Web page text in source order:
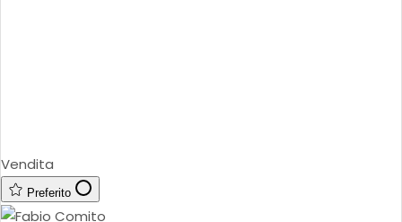
Vendita
Preferito